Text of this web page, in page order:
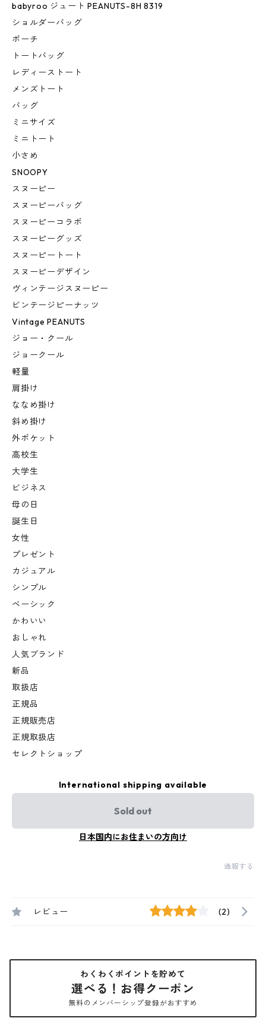
babyroo ジュート PEANUTS-8H 8319
ショルダーバッグ
ポーチ
トートバッグ
レディーストート
メンズトート
バッグ
ミニサイズ
ミニトート
小さめ
SNOOPY
スヌーピー
スヌーピーバッグ
スヌーピーコラボ
スヌーピーグッズ
スヌーピートート
スヌーピーデザイン
ヴィンテージスヌーピー
ビンテージピーナッツ
Vintage PEANUTS
ジョー・クール
ジョークール
軽量
肩掛け
ななめ掛け
斜め掛け
外ポケット
高校生
大学生
ビジネス
母の日
誕生日
女性
プレゼント
カジュアル
シンプル
ベーシック
かわいい
おしゃれ
人気ブランド
新品
取扱店
正規品
正規販売店
正規取扱店
セレクトショップ
International shipping available
Sold out
日本国内にお住まいの方向け
通報する
レビュー (2)
わくわくポイントを貯めて
選べる！お得クーポン
無料のメンバーシップ登録がおすすめ